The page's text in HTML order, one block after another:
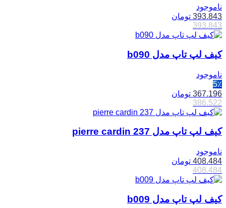
ناموجود
393.843 تومان
393.843
کیف لپ تاپ مدل b090
ناموجود
5٪
367.196 تومان
386.522
کیف لپ تاپ مدل pierre cardin 237
ناموجود
408.484 تومان
408.484
کیف لپ تاپ مدل b009